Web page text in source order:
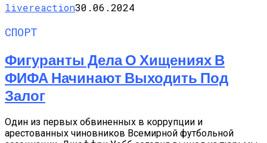
livereaction30.06.2024
СПОРТ
Фигуранты Дела О Хищениях В
ФИФА Начинают Выходить Под
Залог
Один из первых обвиненных в коррупции и
арестованных чиновников Всемирной футбольной